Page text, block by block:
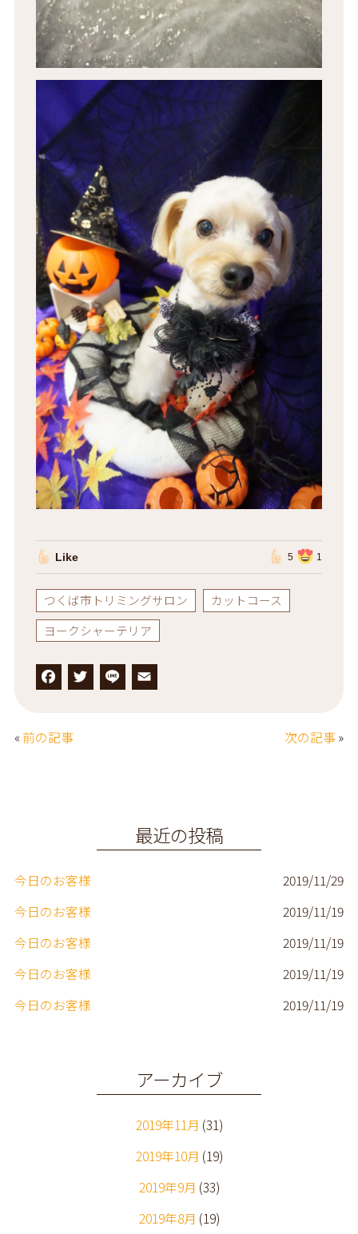
Like 5 1
つくば市トリミングサロン
カットコース
ヨークシャーテリア
F
c
T L
«前の記事 次の記事»
最近の投稿
今日のお客様
2019/11/29
今日のお客様
2019/11/19
今日のお客様
2019/11/19
今日のお客様
2019/11/19
今日のお客様
2019/11/19
アーカイブ
2019年11月 (31)
2019年10月 (19)
2019年9月 (33)
2019年8月 (19)